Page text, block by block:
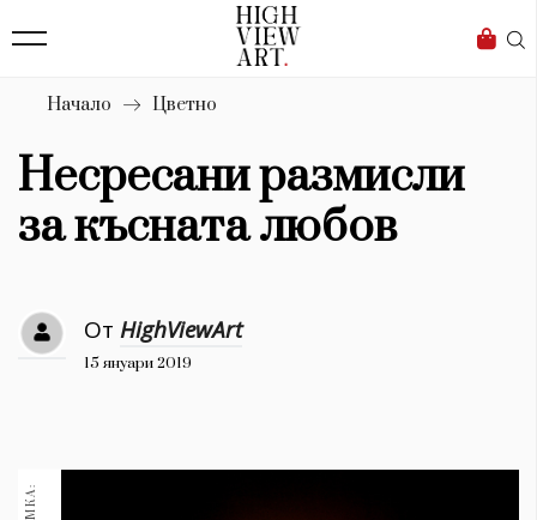
Бизнес
Мода
Dialogue
Изкуство
4340
Красота
777
Начало Цветно
Несресани размисли
за късната любов
От HighViewArt
15 януари 2019